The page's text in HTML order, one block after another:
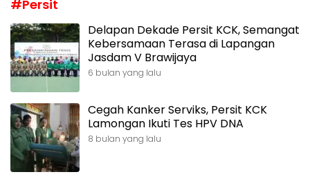
#Persit
Delapan Dekade Persit KCK, Semangat
Kebersamaan Terasa di Lapangan
Jasdam V Brawijaya
6 bulan yang lalu
Cegah Kanker Serviks, Persit KCK
Lamongan Ikuti Tes HPV DNA
8 bulan yang lalu